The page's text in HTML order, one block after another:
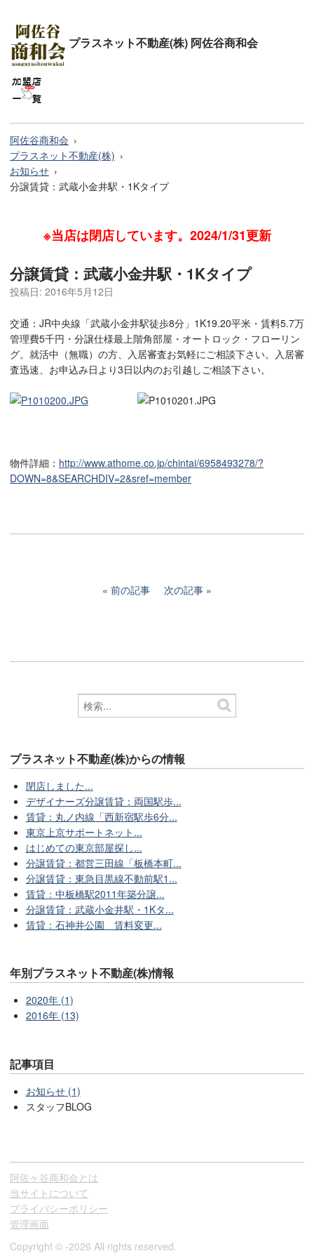
プラスネット不動産(株) 阿佐谷商和会
阿佐谷商和会
プラスネット不動産(株)
お知らせ
分譲賃貸：武蔵小金井駅・1Kタイプ
※当店は閉店しています。2024/1/31更新
分譲賃貸：武蔵小金井駅・1Kタイプ
投稿日: 2016年5月12日
交通：JR中央線「武蔵小金井駅徒歩8分」1K19.20平米・賃料5.7万
管理費5千円・分譲仕様最上階角部屋・オートロック・フローリン
グ。就活中（無職）の方、入居審査お気軽にご相談下さい。入居審
査迅速、お申込み日より3日以内のお引越しご相談下さい。
物件詳細： http://www.athome.co.jp/chintai/6958493278/?
DOWN=8&SEARCHDIV=2&sref=member
前の記事 次の記事
プラスネット不動産(株)からの情報
閉店しました...
デザイナーズ分譲賃貸：両国駅歩...
賃貸：丸ノ内線「西新宿駅歩6分...
東京上京サポートネット...
はじめての東京部屋探し...
分譲賃貸：都営三田線「板橋本町...
分譲賃貸：東急目黒線不動前駅1...
賃貸：中板橋駅2011年築分譲...
分譲賃貸：武蔵小金井駅・1Kタ...
賃貸：石神井公園 賃料変更...
年別プラスネット不動産(株)情報
2020年 (1)
2016年 (13)
記事項目
お知らせ (1)
スタッフBLOG
阿佐ヶ谷商和会とは
当サイトについて
プライバシーポリシー
管理画面
Copyright © -2026 All rights reserved.